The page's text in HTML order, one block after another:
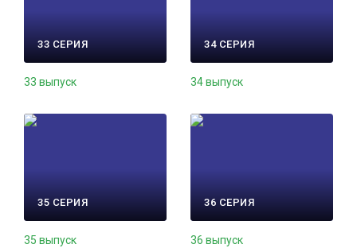
33 СЕРИЯ
33 выпуск
34 СЕРИЯ
34 выпуск
35 СЕРИЯ
35 выпуск
36 СЕРИЯ
36 выпуск